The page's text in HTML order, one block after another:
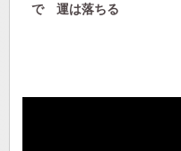
で 運は落ちる